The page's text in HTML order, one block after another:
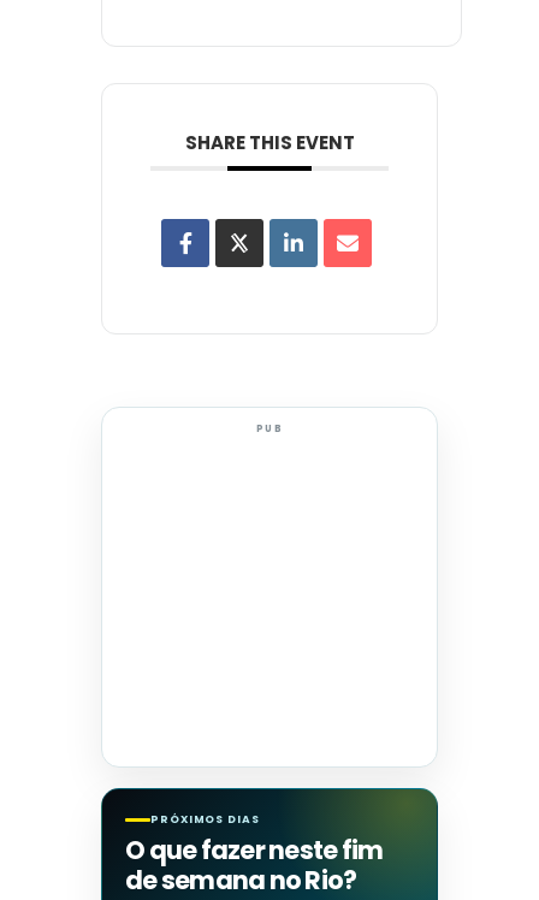
SHARE THIS EVENT
PUB
PRÓXIMOS DIAS
O que fazer neste fim
de semana no Rio?